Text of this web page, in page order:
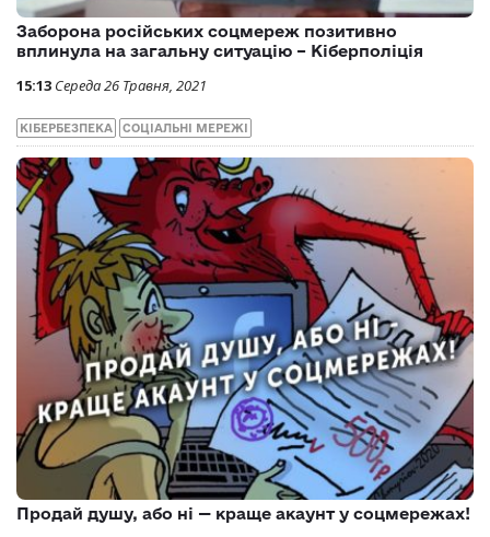
Заборона російських соцмереж позитивно
вплинула на загальну ситуацію – Кіберполіція
15:13 Середа 26 Травня, 2021
КІБЕРБЕЗПЕКА СОЦІАЛЬНІ МЕРЕЖІ
Продай душу, або ні — краще акаунт у соцмережах!